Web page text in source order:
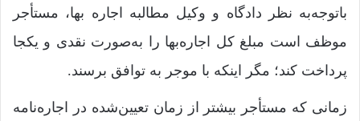
باتوجه‌به نظر دادگاه و وکیل مطالبه اجاره‌ بها، مستأجر
موظف است مبلغ کل اجاره‌بها را به‌صورت نقدی و یکجا
پرداخت کند؛ مگر اینکه با موجر به توافق برسند.
زمانی که مستأجر بیشتر از زمان تعیین‌شده در اجاره‌نامه